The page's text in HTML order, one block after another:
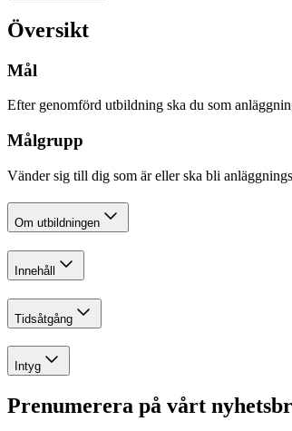
Översikt
Mål
Efter genomförd utbildning ska du som
Målgrupp
Vänder sig till dig som är eller ska bli
Om utbildningen
Innehåll
Tidsåtgång
Intyg
Prenumerera på vårt